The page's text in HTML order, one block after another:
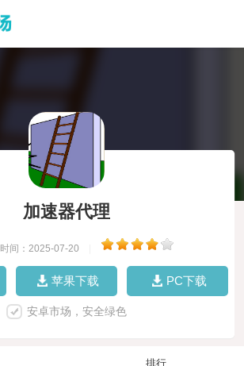
加速器代理
时间：2025-07-20
苹果下载 PC下载
安卓市场，安全绿色
排行